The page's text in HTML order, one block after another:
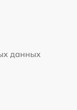
данных